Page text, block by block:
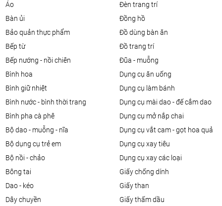
áo
bàn ủi
bảo quản thực phẩm
bếp từ
bếp nướng - nồi chiên
bình hoa
bình giữ nhiệt
bình nước - bình thời trang
bình pha cà phê
bộ dao - muỗng - nĩa
bộ dụng cụ trẻ em
bộ nồi - chảo
bông tai
dao - kéo
dây chuyền
đèn trang trí
đồng hồ
đồ dùng bàn ăn
đồ trang trí
đũa - muỗng
dụng cụ ăn uống
dụng cụ làm bánh
dụng cụ mài dao - đế cắm dao
dụng cụ mở nắp chai
dụng cụ vắt cam - gọt hoa quả
dụng cụ xay tiêu
dụng cụ xay các loại
giấy chống dính
giấy than
giấy thấm dầu